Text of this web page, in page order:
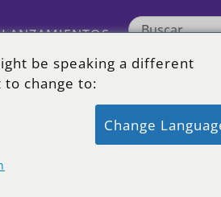
LANZAMIENTOS
AÑO!
be speaking a different
to change to:
Change